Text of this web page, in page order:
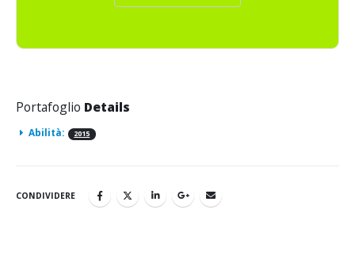
Portafoglio Details
Abilità: 2015
CONDIVIDERE